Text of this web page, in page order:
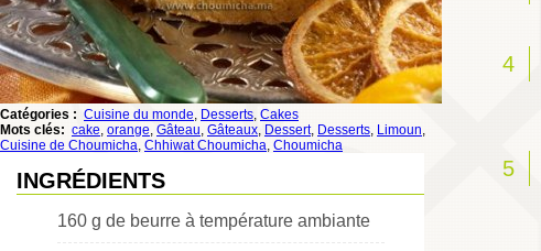
Catégories : Cuisine du monde, Desserts, Cakes
Mots clés: cake, orange, Gâteau, Gâteaux, Dessert, Desserts, Limoun,
Cuisine de Choumicha, Chhiwat Choumicha, Choumicha
INGRÉDIENTS
160 g de beurre à température ambiante